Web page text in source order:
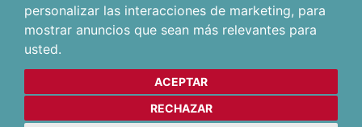
personalizar las interacciones de marketing, para
mostrar anuncios que sean más relevantes para
usted.
ACEPTAR
RECHAZAR